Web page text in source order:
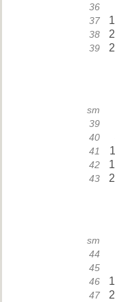
36
37
38
39
sm
39
40
41
42
43
sm
44
45
46
47